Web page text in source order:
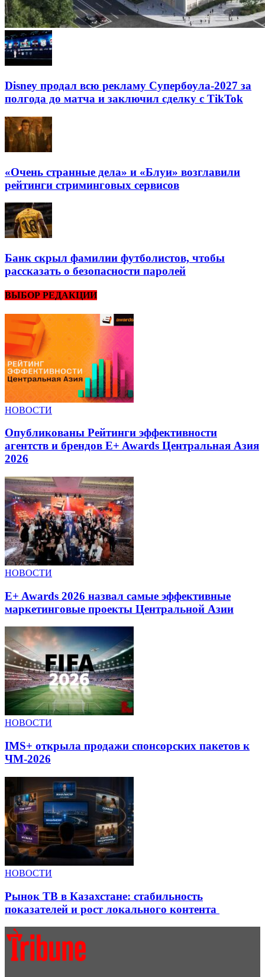
Disney продал всю рекламу Супербоула-2027 за
полгода до матча и заключил сделку с TikTok
«Очень странные дела» и «Блуи» возглавили
рейтинги стриминговых сервисов
Банк скрыл фамилии футболистов, чтобы
рассказать о безопасности паролей
ВЫБОР РЕДАКЦИИ
НОВОСТИ
Опубликованы Рейтинги эффективности
агентств и брендов E+ Awards Центральная Азия
2026
НОВОСТИ
E+ Awards 2026 назвал самые эффективные
маркетинговые проекты Центральной Азии
НОВОСТИ
IMS+ открыла продажи спонсорских пакетов к
ЧМ-2026
НОВОСТИ
Рынок ТВ в Казахстане: стабильность
показателей и рост локального контента